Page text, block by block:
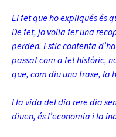
El fet que ho expliqués és
De fet, jo volia fer una
perden. Estic contenta
passat com a fet històric,
que, com diu una frase, la
I la vida del dia rere dia
diuen, és l’economia i la